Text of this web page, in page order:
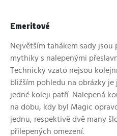
Emeritové
Největším tahákem sady jsou
mythiky s nalepenými
Technicky vzato nejsou
bližším pohledu na obrázky je
jedné koleji patří. Nalepená
na dobu, kdy byl Magic
jednu, respektivě dvě many
přilepených omezení.